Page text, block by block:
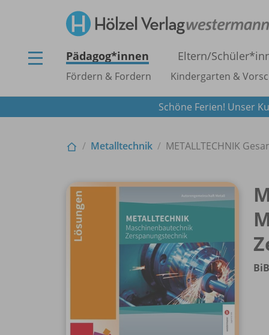
Pädagog*innen Eltern/
Fördern & Fordern Kindergarten &
Schöne Ferien! Unser
Metalltechnik METALLTECHNIK